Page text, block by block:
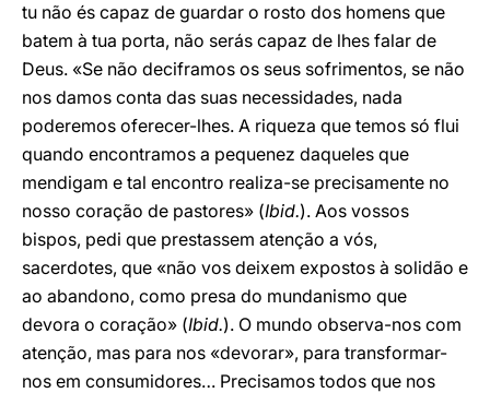
tu não és capaz de guardar o rosto dos homens que
batem à tua porta, não serás capaz de lhes falar de
Deus. «Se não deciframos os seus sofrimentos, se não
nos damos conta das suas necessidades, nada
poderemos oferecer-lhes. A riqueza que temos só flui
quando encontramos a pequenez daqueles que
mendigam e tal encontro realiza-se precisamente no
nosso coração de pastores» (Ibid.). Aos vossos
bispos, pedi que prestassem atenção a vós,
sacerdotes, que «não vos deixem expostos à solidão e
ao abandono, como presa do mundanismo que
devora o coração» (Ibid.). O mundo observa-nos com
atenção, mas para nos «devorar», para transformar-
nos em consumidores… Precisamos todos que nos